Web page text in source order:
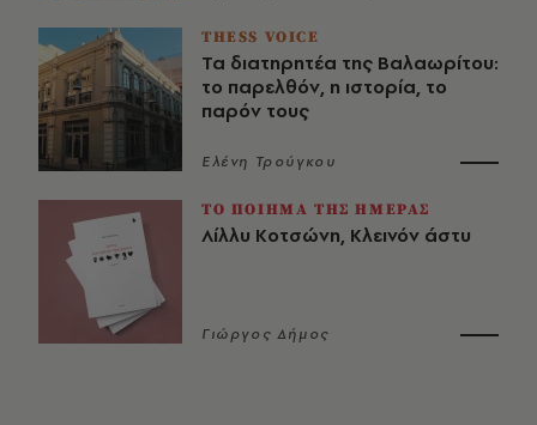
THESS VOICE
Τα διατηρητέα της Βαλαωρίτου:
το παρελθόν, η ιστορία, το
παρόν τους
Ελένη Τρούγκου
ΤΟ ΠΟΙΗΜΑ ΤΗΣ ΗΜΕΡΑΣ
Λίλλυ Κοτσώνη, Κλεινόν άστυ
Γιώργος Δήμος